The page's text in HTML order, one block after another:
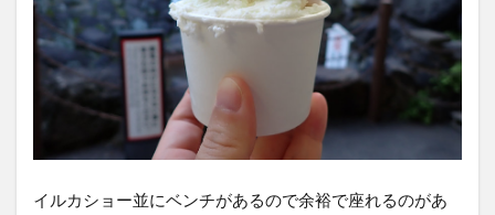
イルカショー並にベンチがあるので余裕で座れるのがあ